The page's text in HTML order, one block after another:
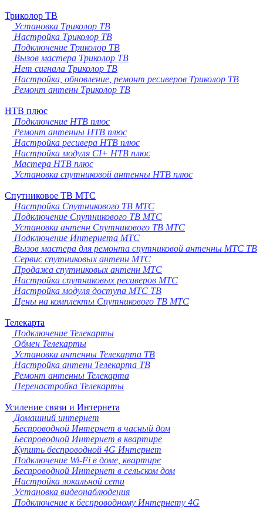
Триколор ТВ
Установка Триколор ТВ
Настройка Триколор ТВ
Подключение Триколор ТВ
Вызов мастера Триколор ТВ
Нет сигнала Триколор ТВ
Настройка, обновление, ремонт ресиверов Триколор ТВ
Ремонт антенн Триколор ТВ
НТВ плюс
Подключение НТВ плюс
Ремонт антенны НТВ плюс
Настройка ресивера НТВ плюс
Настройка модуля CI+ НТВ плюс
Мастера НТВ плюс
Установка спутниковой антенны НТВ плюс
Спутниковое ТВ МТС
Настройка Спутникового ТВ МТС
Подключение Спутникового ТВ МТС
Установка антенн Спутникового ТВ МТС
Подключение Интернета МТС
Вызов мастера для ремонта спутниковой антенны МТС ТВ
Сервис спутниковых антенн МТС
Продажа спутниковых антенн МТС
Настройка спутниковых ресиверов МТС
Настройка модуля доступа МТС ТВ
Цены на комплекты Спутникового ТВ МТС
Телекарта
Подключение Телекарты
Обмен Телекарты
Установка антенны Телекарта ТВ
Настройка антенн Телекарта ТВ
Ремонт антенны Телекарта
Перенастройка Телекарты
Усиление связи и Интернета
Домашний интернет
Беспроводной Интернет в часный дом
Беспроводной Интернет в квартире
Купить беспроводной 4G Интернет
Подключение Wi-Fi в доме, квартире
Беспроводной Интернет в сельском дом
Настройка локальной сети
Установка видеонаблюдения
Подключение к беспроводному Интернету 4G